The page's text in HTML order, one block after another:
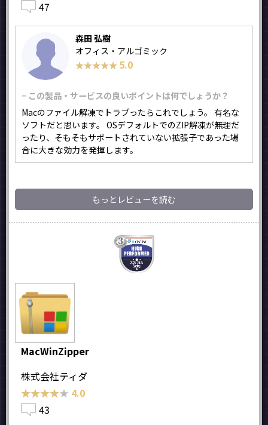
47
森田 弘樹
オフィス・アルゴミック
★★★★★
★★★★★ 5.0
− この製品・サービスの良いポイントは何でしょうか？
Macのファイル解凍でトラブったらこれでしょう。 有名な
ソフトだと思います。 OSデフォルトでのZIP解凍が無理だ
ったり、そもそもサポートされていない拡張子であった場
合に大きな効力を発揮します。
もっとレビューを読む
MacWinZipper
株式会社ティダ
★★★★★
★★★★★ 4.0
43